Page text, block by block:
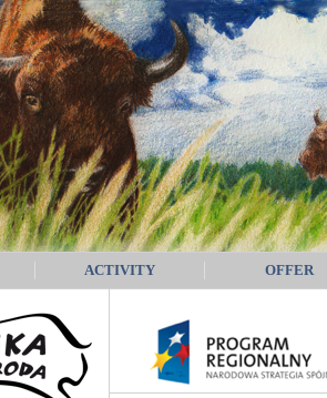
ACTIVITY OFFER